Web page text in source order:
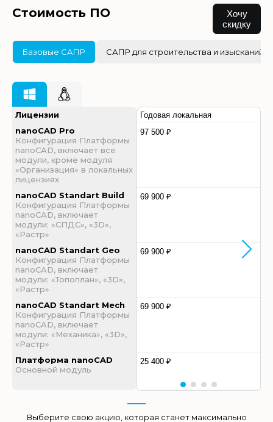
Стоимость ПО
Хочу
скидку
Базовые САПР САПР для строительства и изысканий
Лицензии
nanoCAD Pro
Конфигурация Платформы
nanoCAD, включает все
модули, кроме модуля
«Организация» в локальных
лицензиях
nanoCAD Standart Build
Конфигурация Платформы
nanoCAD, включает
модули: «СПДС», «3D»,
«Растр»
nanoCAD Standart Geo
Конфигурация Платформы
nanoCAD, включает
модули: «Топоплан», «3D»,
«Растр»
nanoCAD Standart Mech
Конфигурация Платформы
nanoCAD, включает
модули: «Механика», «3D»,
«Растр»
Платформа nanoCAD
Основной модуль
Годовая локальная
97 500 ₽
69 900 ₽
69 900 ₽
69 900 ₽
25 400 ₽
Выберите свою акцию, которая станет максимально